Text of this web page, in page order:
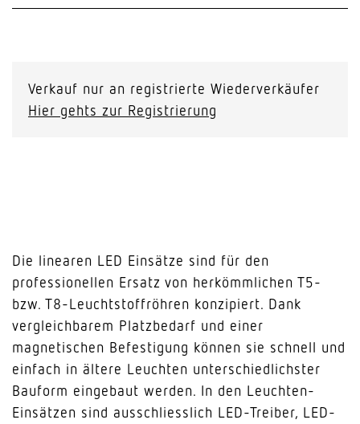
Verkauf nur an registrierte Wiederverkäufer
Hier gehts zur Registrierung
Die linearen LED Einsätze sind für den
professionellen Ersatz von herkömmlichen T5-
bzw. T8-Leuchtstoffröhren konzipiert. Dank
vergleichbarem Platzbedarf und einer
magnetischen Befestigung können sie schnell und
einfach in ältere Leuchten unterschiedlichster
Bauform eingebaut werden. In den Leuchten-
Einsätzen sind ausschliesslich LED-Treiber, LED-